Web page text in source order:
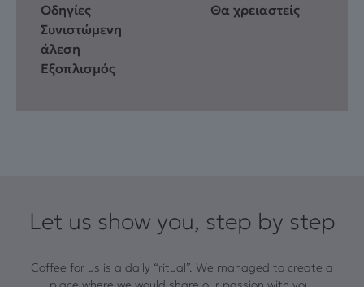
Οδηγίες
Θα χρειαστείς
Συνιστώμενη
άλεση
Εξοπλισμός
Let us show you, step by step
Coffee for us is a daily “ritual”. We managed to create a